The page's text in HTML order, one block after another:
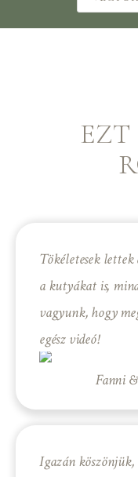
Tökéletesek
a kutyákat is,
vagyunk, hogy
egész videó!
Fanni
Igazán